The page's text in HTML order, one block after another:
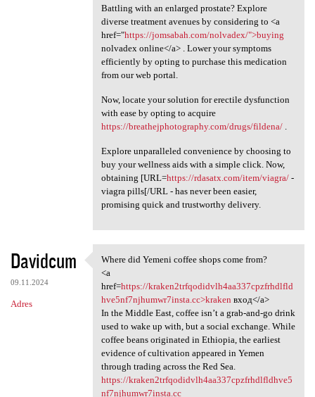
Battling with an enlarged prostate? Explore
diverse treatment avenues by considering to <a
href="https://jomsabah.com/nolvadex/">buying
nolvadex online</a> . Lower your symptoms
efficiently by opting to purchase this medication
from our web portal.
Now, locate your solution for erectile dysfunction
with ease by opting to acquire
https://breathejphotography.com/drugs/fildena/.
Explore unparalleled convenience by choosing to
buy your wellness aids with a simple click. Now,
obtaining [URL=https://rdasatx.com/item/viagra/-
viagra pills[/URL - has never been easier,
promising quick and trustworthy delivery.
Davidcum
09.11.2024
Adres
Where did Yemeni coffee shops
Where did Yemeni coffee shops come from?
<a
href=https://kraken2trfqodidvlh4aa337cpzfrhdlfld
hve5nf7njhumwr7insta.cc>kraken вход</a>
In the Middle East, coffee isn’t a grab-and-go drink
used to wake up with, but a social exchange. While
coffee beans originated in Ethiopia, the earliest
evidence of cultivation appeared in Yemen
through trading across the Red Sea.
https://kraken2trfqodidvlh4aa337cpzfrhdlfldhve5
nf7njhumwr7insta.cc